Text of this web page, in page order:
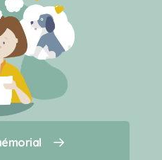
mémorial
nous ?